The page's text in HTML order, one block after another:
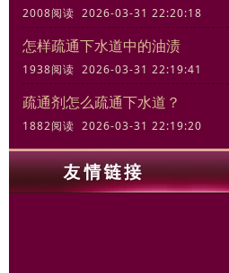
2008阅读 2026-03-31 22:20:18
怎样疏通下水道中的油渍
1938阅读 2026-03-31 22:19:41
疏通剂怎么疏通下水道？
1882阅读 2026-03-31 22:19:20